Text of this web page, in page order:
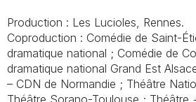
Production : Les Lucioles, Rennes.
Coproduction : Comédie de Saint-
dramatique national ; Comédie de
dramatique national Grand Est
– CDN de Normandie ; Théâtre